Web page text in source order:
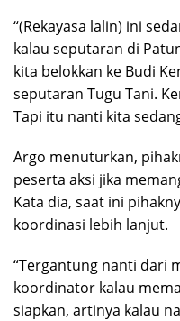
“(Rekayasa lalin) ini
kalau seputaran di
kita belokkan ke Budi
seputaran Tugu Tani.
Tapi itu nanti kita
Argo menuturkan,
peserta aksi jika
Kata dia, saat ini
koordinasi lebih lanjut.
“Tergantung nanti dari
koordinator kalau
siapkan, artinya kalau